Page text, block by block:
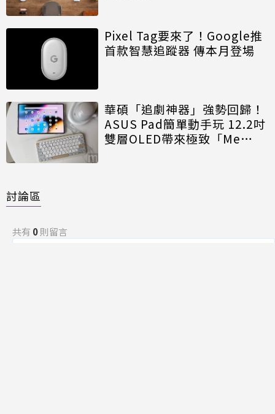
Pixel Tag要來了！Google推
首款智慧追蹤器 傳本月登場
華碩「追劇神器」強勢回歸！
ASUS Pad簡單動手玩 12.2吋
雙層OLED帶來極致「Me
討論區
共有 0則留言